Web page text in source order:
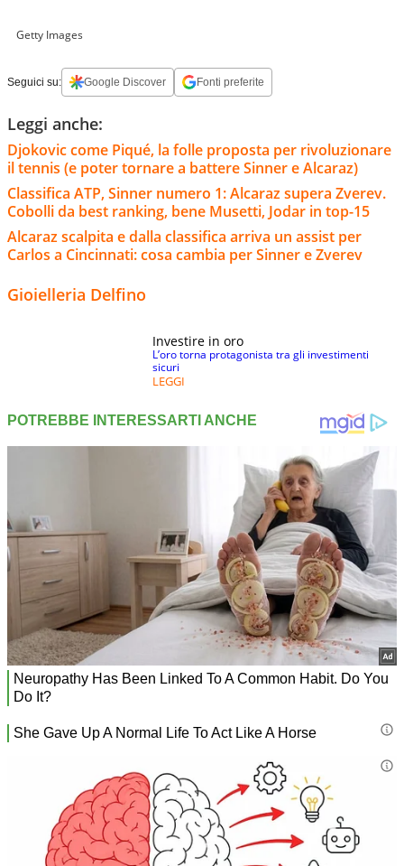
Getty Images
Seguici su: Google Discover Fonti preferite
Leggi anche:
Djokovic come Piqué, la folle proposta per rivoluzionare
il tennis (e poter tornare a battere Sinner e Alcaraz)
Classifica ATP, Sinner numero 1: Alcaraz supera Zverev.
Cobolli da best ranking, bene Musetti, Jodar in top-15
Alcaraz scalpita e dalla classifica arriva un assist per
Carlos a Cincinnati: cosa cambia per Sinner e Zverev
Gioielleria Delfino
Investire in oro
L’oro torna protagonista tra gli investimenti
sicuri
LEGGI